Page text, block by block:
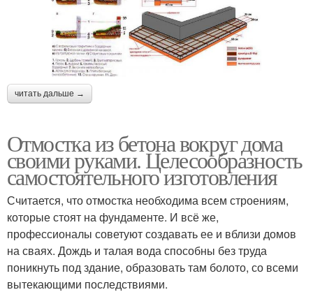
читать дальше →
Отмостка из бетона вокруг дома
своими руками. Целесообразность
самостоятельного изготовления
Считается, что отмостка необходима всем строениям,
которые стоят на фундаменте. И всё же,
профессионалы советуют создавать ее и вблизи домов
на сваях. Дождь и талая вода способны без труда
поникнуть под здание, образовать там болото, со всеми
вытекающими последствиями.